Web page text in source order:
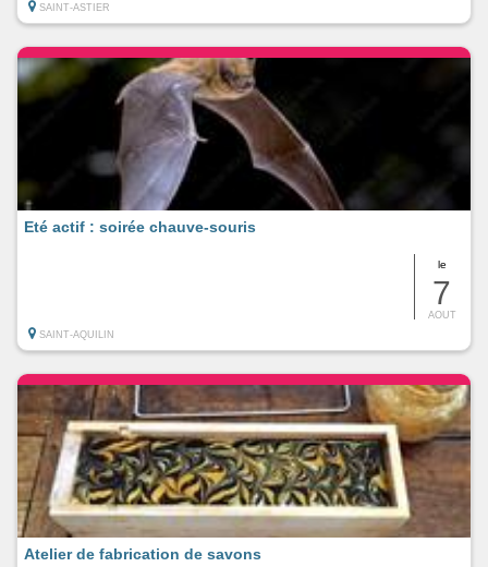
SAINT-ASTIER
le
7
AOUT
Eté actif : soirée chauve-souris
SAINT-AQUILIN
Atelier de fabrication de savons